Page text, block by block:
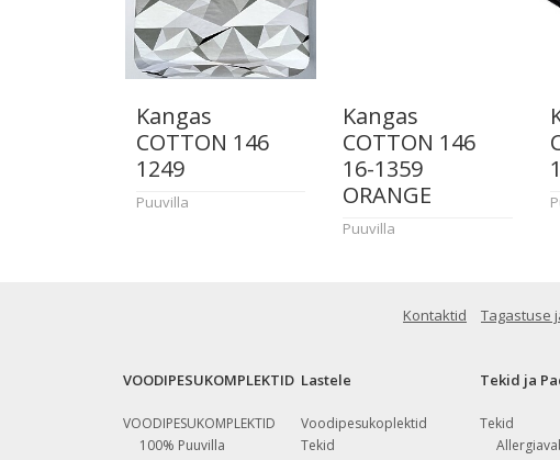
Kangas
COTTON 146
1249
Puuvilla
Kangas
COTTON 146
16-1359
ORANGE
Puuvilla
Kontaktid Tagastuse
VOODIPESUKOMPLEKTID
VOODIPESUKOMPLEKTID
100% Puuvilla
Lastele
Voodipesukoplektid
Tekid
Tekid ja
Tekid